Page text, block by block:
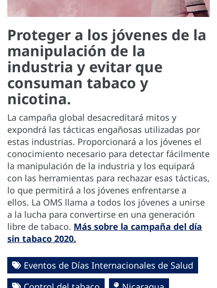
Proteger a los jóvenes de la
manipulación de la
industria y evitar que
consuman tabaco y
nicotina.
La campaña global desacreditará mitos y
expondrá las tácticas engañosas utilizadas por
estas industrias. Proporcionará a los jóvenes el
conocimiento necesario para detectar fácilmente
la manipulación de la industria y los equipará
con las herramientas para rechazar esas tácticas,
lo que permitirá a los jóvenes enfrentarse a
ellos. La OMS llama a todos los jóvenes a unirse
a la lucha para convertirse en una generación
libre de tabaco. Más sobre la campaña del día
sin tabaco 2020.
Eventos de Días Internacionales de Salud